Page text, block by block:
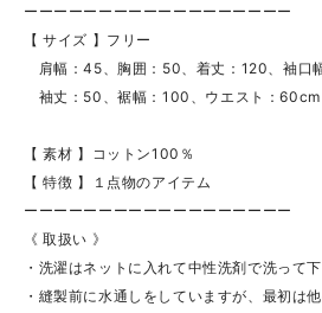
ーーーーーーーーーーーーーーーーーー
【 サイズ 】フリー
肩幅：45、胸囲：50、着丈：120、袖口
袖丈：50、裾幅：100、ウエスト：60cm
【 素材 】コットン100％
【 特徴 】１点物のアイテム
ーーーーーーーーーーーーーーーーーー
《 取扱い 》
・洗濯はネットに入れて中性洗剤で洗って下
・縫製前に水通しをしていますが、最初は